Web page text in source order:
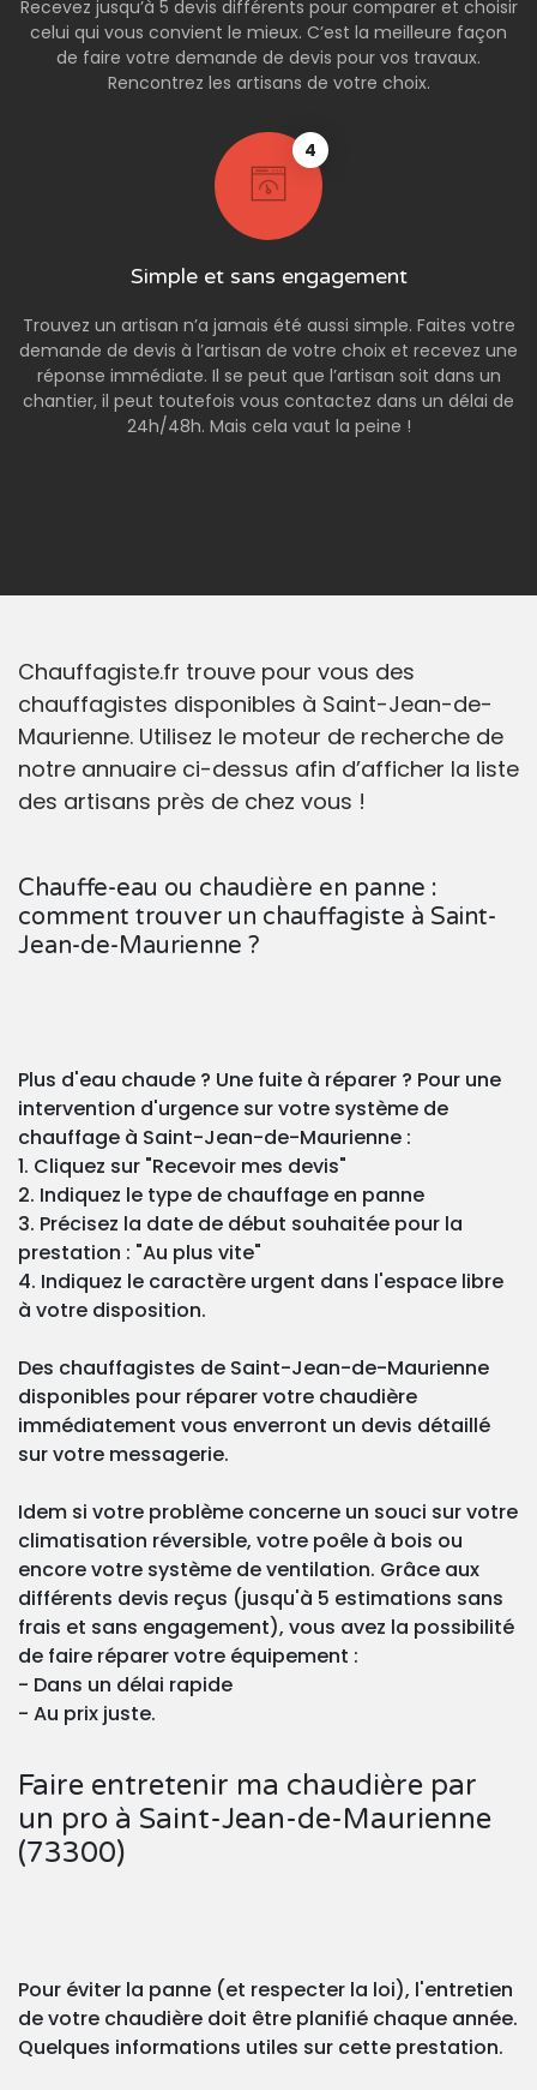
Recevez jusqu’à 5 devis différents pour comparer et choisir
celui qui vous convient le mieux. C’est la meilleure façon
de faire votre demande de devis pour vos travaux.
Rencontrez les artisans de votre choix.
4
Simple et sans engagement
Trouvez un artisan n’a jamais été aussi simple. Faites votre
demande de devis à l’artisan de votre choix et recevez une
réponse immédiate. Il se peut que l’artisan soit dans un
chantier, il peut toutefois vous contactez dans un délai de
24h/48h. Mais cela vaut la peine !
Chauffagiste.fr trouve pour vous des
chauffagistes disponibles à Saint-Jean-de-
Maurienne. Utilisez le moteur de recherche de
notre annuaire ci-dessus afin d’afficher la liste
des artisans près de chez vous !
Chauffe-eau ou chaudière en panne :
comment trouver un chauffagiste à Saint-
Jean-de-Maurienne ?
Plus d'eau chaude ? Une fuite à réparer ? Pour une
intervention d'urgence sur votre système de
chauffage à Saint-Jean-de-Maurienne :
1. Cliquez sur "Recevoir mes devis"
2. Indiquez le type de chauffage en panne
3. Précisez la date de début souhaitée pour la
prestation : "Au plus vite"
4. Indiquez le caractère urgent dans l'espace libre
à votre disposition.
Des chauffagistes de Saint-Jean-de-Maurienne
disponibles pour réparer votre chaudière
immédiatement vous enverront un devis détaillé
sur votre messagerie.
Idem si votre problème concerne un souci sur votre
climatisation réversible, votre poêle à bois ou
encore votre système de ventilation. Grâce aux
différents devis reçus (jusqu'à 5 estimations sans
frais et sans engagement), vous avez la possibilité
de faire réparer votre équipement :
- Dans un délai rapide
- Au prix juste.
Faire entretenir ma chaudière par
un pro à Saint-Jean-de-Maurienne
(73300)
Pour éviter la panne (et respecter la loi), l'entretien
de votre chaudière doit être planifié chaque année.
Quelques informations utiles sur cette prestation.